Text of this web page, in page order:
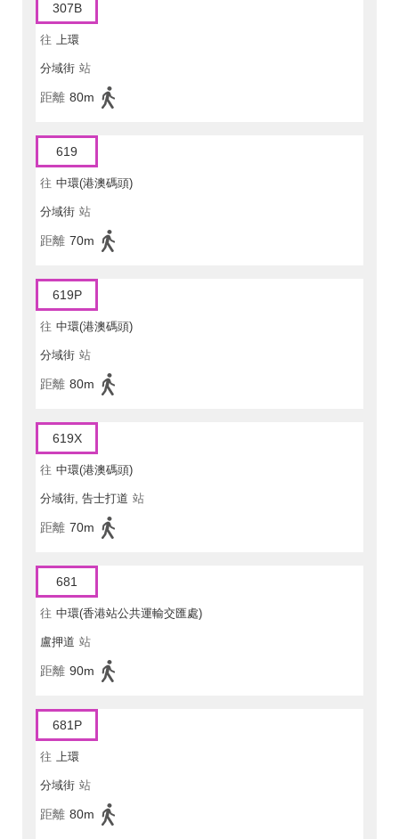
307B
往 上環
分域街 站
距離 80m
619
往 中環(港澳碼頭)
分域街 站
距離 70m
619P
往 中環(港澳碼頭)
分域街 站
距離 80m
619X
往 中環(港澳碼頭)
分域街, 告士打道 站
距離 70m
681
往 中環(香港站公共運輸交匯處)
盧押道 站
距離 90m
681P
往 上環
分域街 站
距離 80m